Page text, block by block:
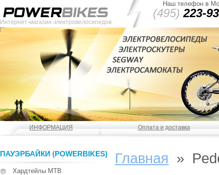
Интернет-магазин электровелосипедов
Наш телефон в
(495) 223-
ИНФОРМАЦИЯ Оплата и доставка
ПАУЭРБАЙКИ (POWERBIKES)
Хардтейлы MTB
Главная »